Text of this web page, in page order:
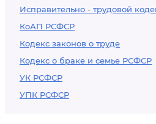
Исправительно - трудовой
КоАП РСФСР
Кодекс законов о труде
Кодекс о браке и семье РСФСР
УК РСФСР
УПК РСФСР